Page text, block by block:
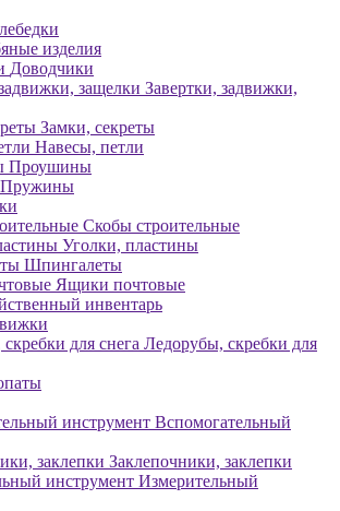
изделия
Доводчики
Завертки, задвижки,
Замки, секреты
Навесы, петли
Проушины
Пружины
Скобы строительные
Уголки, пластины
Шпингалеты
Ящики почтовые
инвентарь
Ледорубы, скребки для
Вспомогательный
Заклепочники, заклепки
Измерительный